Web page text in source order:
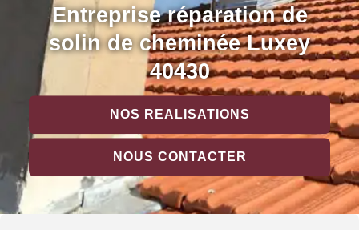
Entreprise réparation de
solin de cheminée Luxey
40430
NOS REALISATIONS
NOUS CONTACTER